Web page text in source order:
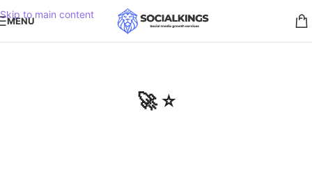
Skip to main content
MENU
🚀 ⭐️